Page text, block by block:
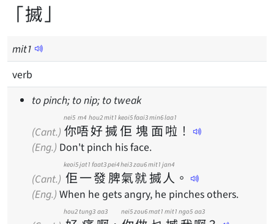
「搣」
mit1
verb
to pinch; to nip; to tweak
(Cant.) 你
nei5
唔
m4
好
hou2
搣
mit1
佢
keoi5
塊
faai3
面
min6
啦
laa1
！
(Eng.) Don't pinch his face.
(Cant.) 佢
keoi5
一
jat1
發
faat3
脾
pei4
氣
hei3
就
zau6
搣
mit1
人
jan4
。
(Eng.) When he gets angry, he pinches others.
hou2tung3 aa3 nei5zou6mat1 mit1 ngo5 aa3